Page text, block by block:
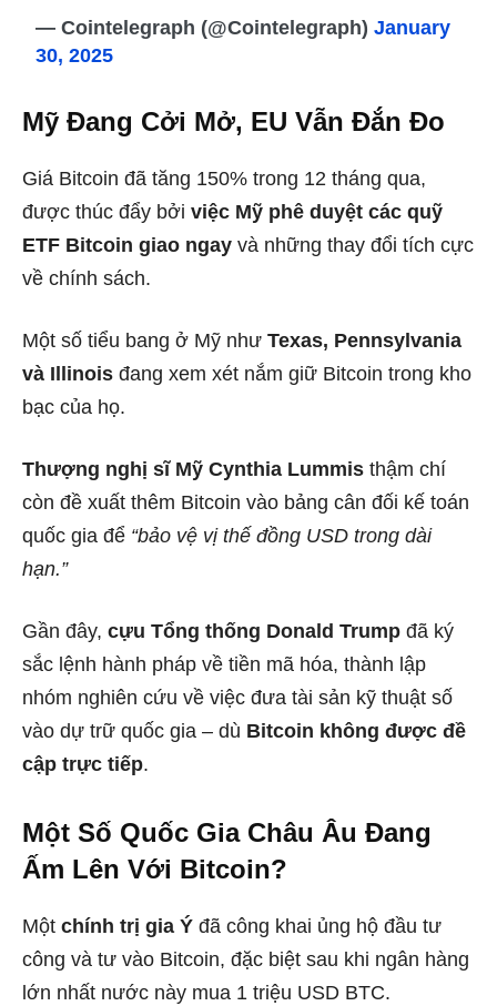
— Cointelegraph (@Cointelegraph)January
30, 2025
Mỹ Đang Cởi Mở, EU Vẫn Đắn Đo
Giá Bitcoin đã tăng 150% trong 12 tháng qua,
được thúc đẩy bởi việc Mỹ phê duyệt các quỹ
ETF Bitcoin giao ngay và những thay đổi tích cực
về chính sách.
Một số tiểu bang ở Mỹ như Texas, Pennsylvania
và Illinois đang xem xét nắm giữ Bitcoin trong kho
bạc của họ.
Thượng nghị sĩ Mỹ Cynthia Lummis thậm chí
còn đề xuất thêm Bitcoin vào bảng cân đối kế toán
quốc gia để “bảo vệ vị thế đồng USD trong dài
hạn.”
Gần đây, cựu Tổng thống Donald Trump đã ký
sắc lệnh hành pháp về tiền mã hóa, thành lập
nhóm nghiên cứu về việc đưa tài sản kỹ thuật số
vào dự trữ quốc gia – dù Bitcoin không được đề
cập trực tiếp.
Một Số Quốc Gia Châu Âu Đang
Ấm Lên Với Bitcoin?
Một chính trị gia Ý đã công khai ủng hộ đầu tư
công và tư vào Bitcoin, đặc biệt sau khi ngân hàng
lớn nhất nước này mua 1 triệu USD BTC.